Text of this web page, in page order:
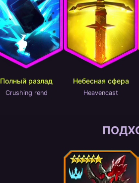
Полный разлад
Crushing rend
Небесная сфера
Heavencast